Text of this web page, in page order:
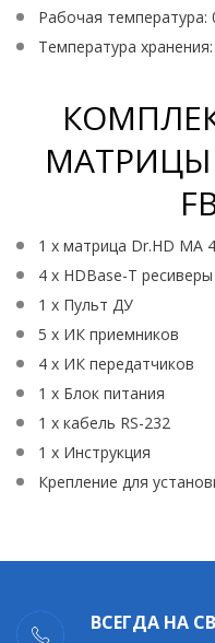
Рабочая
Температура
МАТРИЦЫ
1 x матрица Dr.HD MA
4 x HDBase-T ресиверы
1 x Пульт ДУ
5 x ИК приемников
4 x ИК передатчиков
1 x Блок питания
1 x кабель RS-232
1 x Инструкция
Крепление для
ВСЕГДА НА